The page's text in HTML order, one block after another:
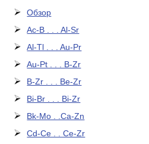
Обзор
Ac-B . . . Al-Sr
Al-Tl . . . Au-Pr
Au-Pt . . . B-Zr
B-Zr . . . Be-Zr
Bi-Br . . . Bi-Zr
Bk-Mo . .Ca-Zn
Cd-Ce . . Ce-Zr